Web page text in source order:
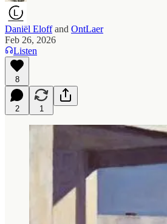
Daniël Eloffand OntLaer
Feb 26, 2026
Listen
8
2 1